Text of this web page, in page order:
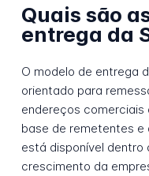
Quais são
entrega da
O modelo de entrega
orientado para
endereços comerciais
base de remetentes e
está disponível dentro
crescimento da